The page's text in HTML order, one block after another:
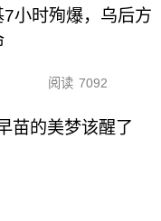
小时殉爆，乌后方
阅读 7092
苗的美梦该醒了